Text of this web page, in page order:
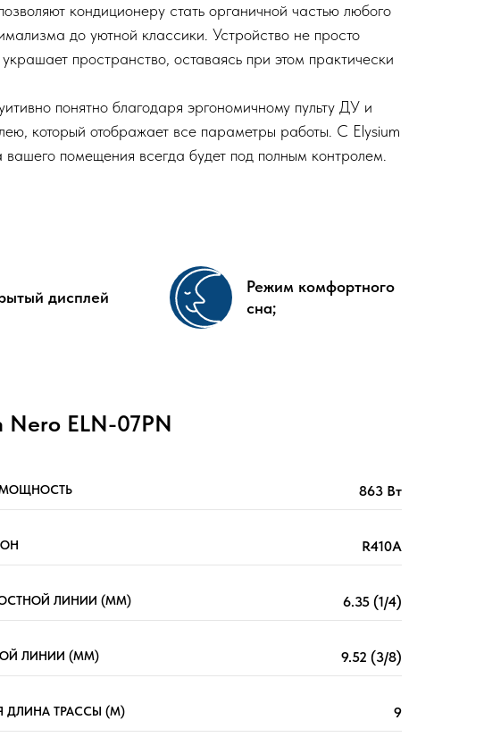
кондиционеру стать органичной частью любого
до уютной классики. Устройство не просто
пространство, оставаясь при этом практически
понятно благодаря эргономичному пульту ДУ и
который отображает все параметры работы. С Elysium
помещения всегда будет под полным контролем.
дисплей
Режим комфортного
сна;
Nero ELN-07PN
МОЩНОСТЬ 863 Вт
R410A
ЛИНИИ (ММ) 6.35 (1/4)
ЛИНИИ (ММ) 9.52 (3/8)
ДЛИНА ТРАССЫ (М) 9